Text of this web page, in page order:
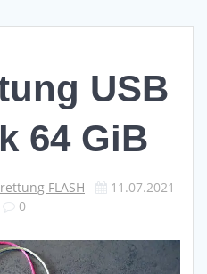
USB
64 GiB
FLASH
11.07.2021
0